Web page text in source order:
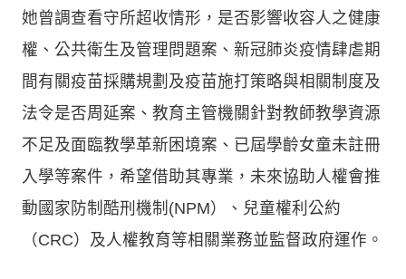
她曾調查看守所超收情形，是否影響收容人之健康
權、公共衛生及管理問題案、新冠肺炎疫情肆虐期
間有關疫苗採購規劃及疫苗施打策略與相關制度及
法令是否周延案、教育主管機關針對教師教學資源
不足及面臨教學革新困境案、已屆學齡女童未註冊
入學等案件，希望借助其專業，未來協助人權會推
動國家防制酷刑機制(NPM）、兒童權利公約
（CRC）及人權教育等相關業務並監督政府運作。